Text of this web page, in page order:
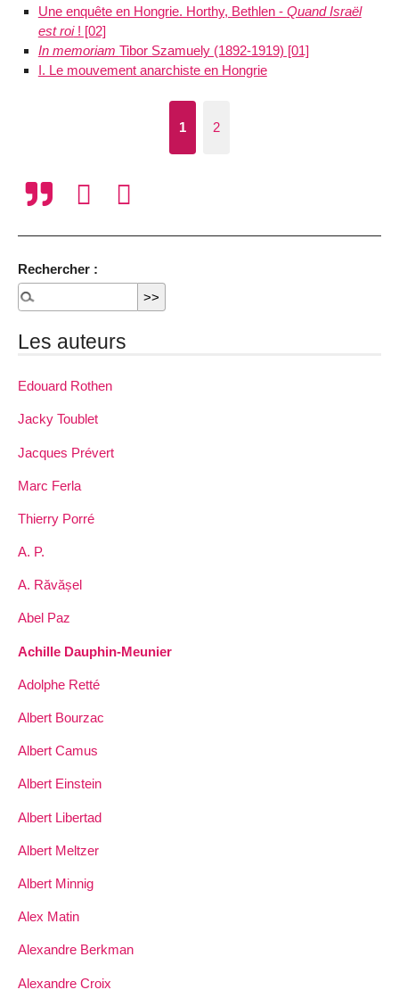
Une enquête en Hongrie. Horthy, Bethlen - Quand Israël
est roi! [02]
In memoriam Tibor Szamuely (1892-1919) [01]
I. Le mouvement anarchiste en Hongrie
1 2
Rechercher :
Les auteurs
Edouard Rothen
Jacky Toublet
Jacques Prévert
Marc Ferla
Thierry Porré
A. P.
A. Răvășel
Abel Paz
Achille Dauphin-Meunier
Adolphe Retté
Albert Bourzac
Albert Camus
Albert Einstein
Albert Libertad
Albert Meltzer
Albert Minnig
Alex Matin
Alexandre Berkman
Alexandre Croix